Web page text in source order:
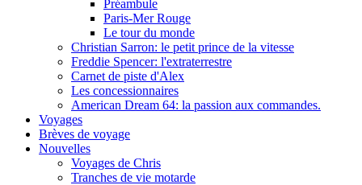
Préambule
Paris-Mer Rouge
Le tour du monde
Christian Sarron: le petit prince de la vitesse
Freddie Spencer: l'extraterrestre
Carnet de piste d'Alex
Les concessionnaires
American Dream 64: la passion aux commandes.
Voyages
Brèves de voyage
Nouvelles
Voyages de Chris
Tranches de vie motarde